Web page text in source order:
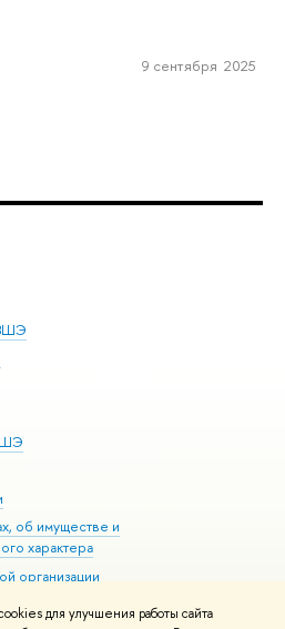
для улучшения работы сайта
9 сентября 2025
об имуществе и
характера
организации
здоровья